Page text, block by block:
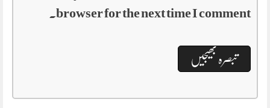
browser for the next time I comment.